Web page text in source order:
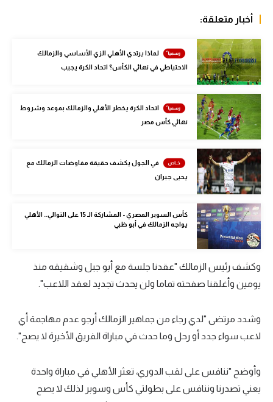
القسم الثاني
رياضات أخرى
أمم إفريقيا
كرة السلة الأمريكية
كرة سلة
كرة طائرة
الوطن العربي
في المونديال
رياضة نسائية
آسيا
أمريكا
Gamers
ميركاتو
أخبار متعلقة:
لماذا يرتدي الأهلي الزي الأساسي والزمالك
الاحتياطي في نهائي الكأس؟ اتحاد الكرة يجيب
اتحاد الكرة يخطر الأهلي والزمالك بموعد وشروط
نهائي كأس مصر
في الجول يكشف حقيقة مفاوضات الزمالك مع
يحيى جبران
كأس السوبر المصري - المشاركة الـ 15 على التوالي.. الأهلي
يواجه الزمالك في أبو ظبي
وكشف رئيس الزمالك "عقدنا جلسة مع أبو جبل وشقيقه منذ
يومين وأغلقنا صفحته تماما ولن يحدث تجديد لعقد اللاعب".
وشدد مرتضى "لدي رجاء من جماهير الزمالك أرجو عدم مهاجمة أي
لاعب سواء جدد أو رحل وما حدث في مباراة الفريق الأخيرة لا يصح".
وأوضح "ننافس على لقب الدوري، تعثر الأهلي في مباراة واحدة
يعني تصدرنا وننافس على بطولتي كأس وسوبر لذلك لا يصح